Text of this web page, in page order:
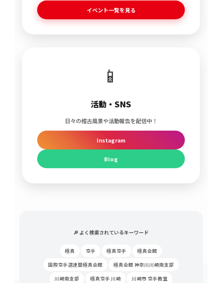
イベント一覧を見る
📱
活動・SNS
日々の稽古風景や活動報告を配信中！
Instagram
Blog
🔎 よく検索されているキーワード
極真 空手 極真空手
極真会館
国際空手道連盟極真会館
極真会館 神奈川川崎南支部
川崎南支部
極真空手 川崎
川崎市 空手教室